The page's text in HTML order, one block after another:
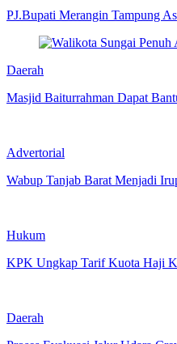
PJ.Bupati Merangin Tampung
Daerah
Masjid Baiturrahman Dapat
Advertorial
Wabup Tanjab Barat Menjadi
Hukum
KPK Ungkap Tarif Kuota Haji
Daerah